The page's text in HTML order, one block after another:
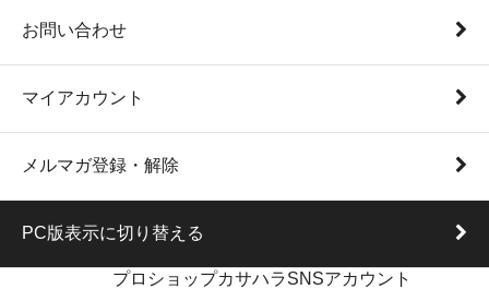
お問い合わせ
マイアカウント
メルマガ登録・解除
PC版表示に切り替える
プロショップカサハラSNSアカウント